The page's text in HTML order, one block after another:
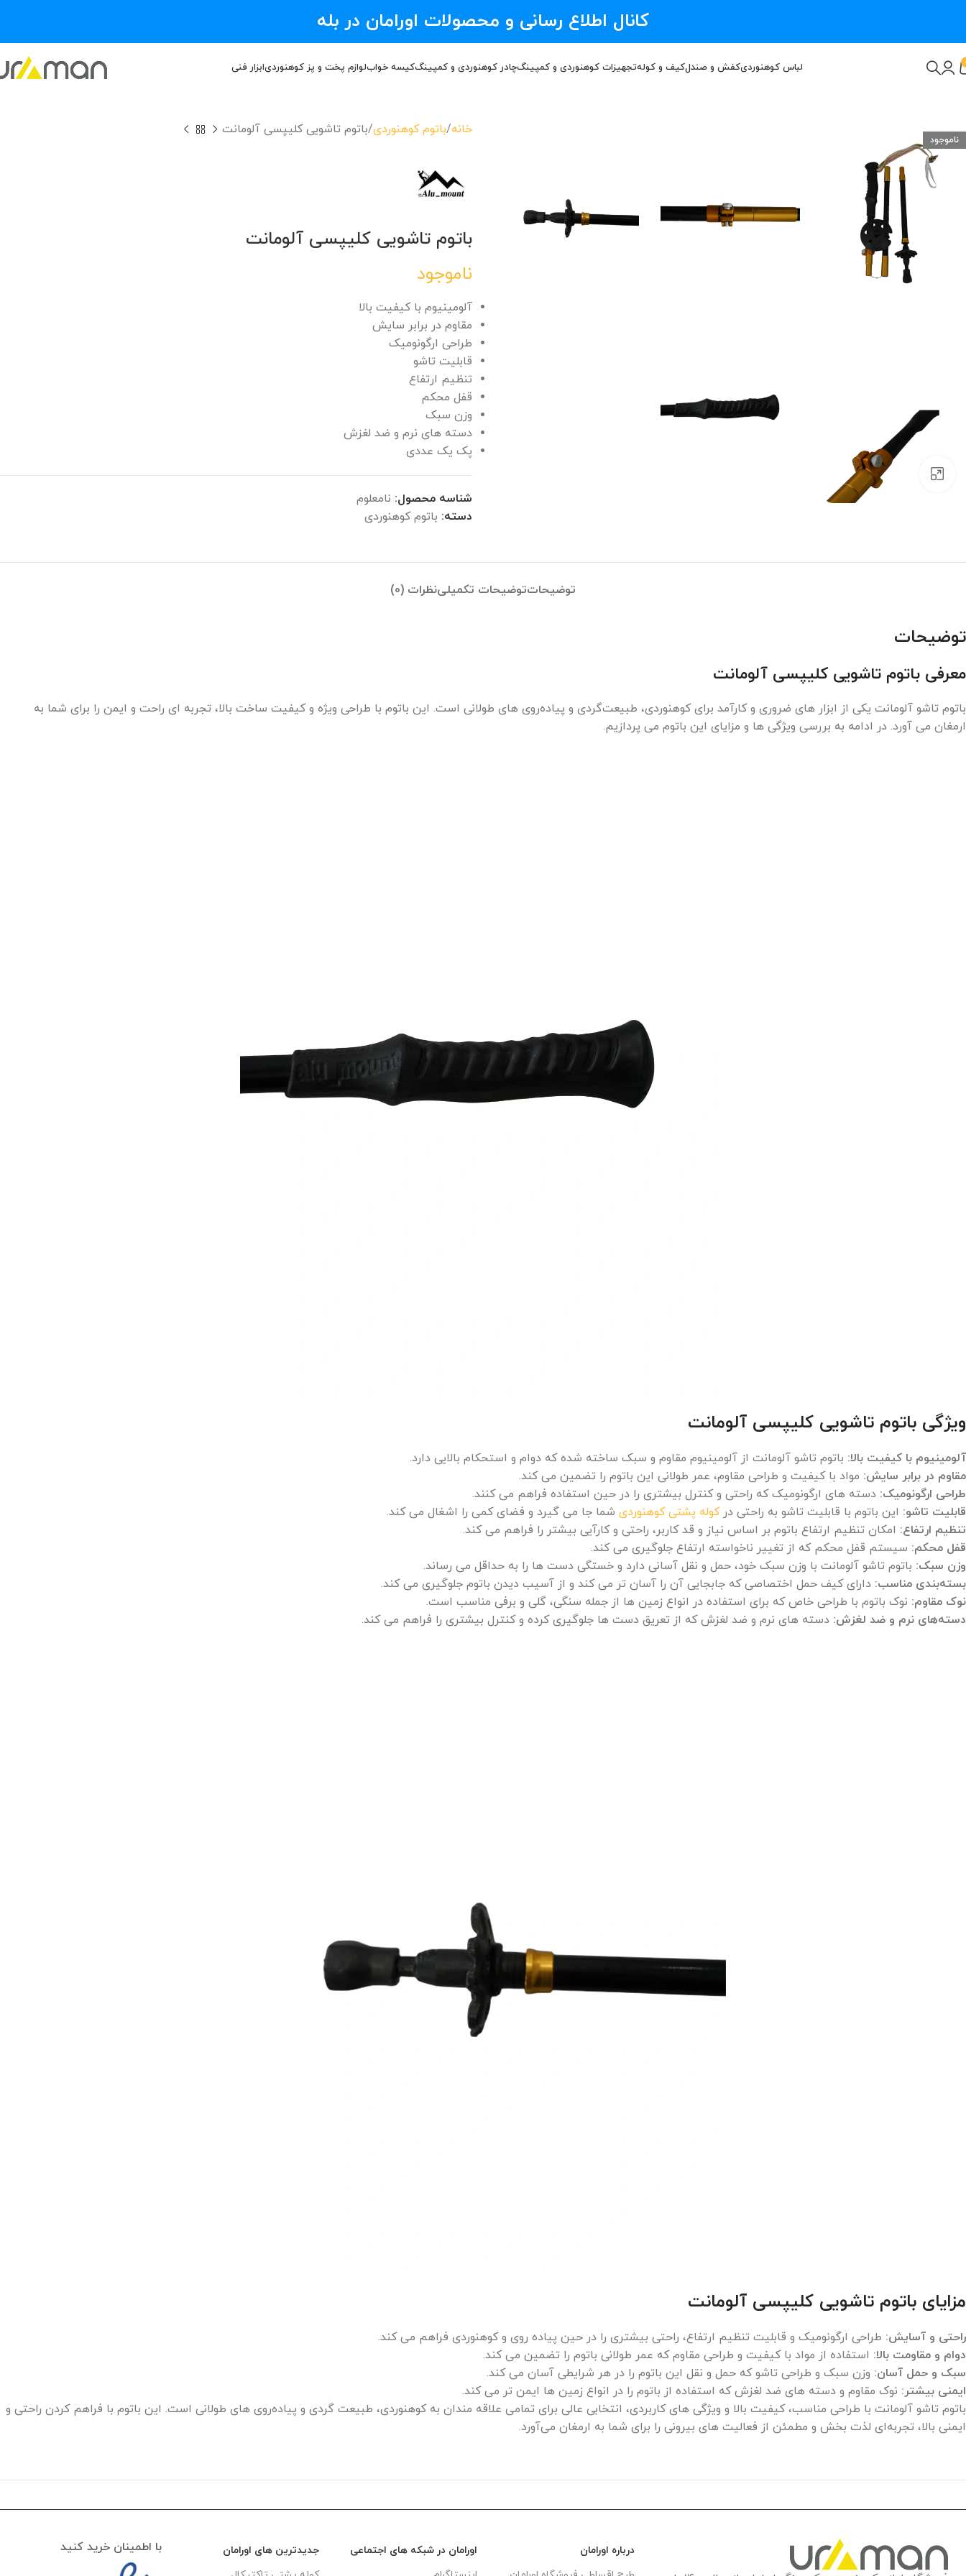
لباس کوهنوردیکفش و صندلکیف و کولهتجهیزات کوهنوردی و کمپینگچادر کوهنوردی و کمپینگکیسه خوابلوازم پخت و پز کوهنوردیابزار فنی
ناموجود
بزرگنمایی تصویر
خانه باتوم کوهنوردی باتوم تاشویی کلیپسی آلومانت
باتوم تاشویی کلیپسی آلومانت
ناموجود
آلومینیوم با کیفیت بالا
مقاوم در برابر سایش
طراحی ارگونومیک
قابلیت تاشو
تنظیم ارتفاع
قفل محکم
وزن سبک
دسته‌ های نرم و ضد لغزش
پک یک عددی
شناسه محصول: نامعلوم
دسته: باتوم کوهنوردی
توضیحاتتوضیحات تکمیلینظرات (0)
توضیحات
معرفی باتوم تاشویی کلیپسی آلومانت
باتوم تاشو آلومانت یکی از ابزار های ضروری و کارآمد برای کوهنوردی، طبیعت‌گردی و پیاده‌روی‌ های طولانی است. این باتوم با طراحی ویژه و کیفیت ساخت بالا، تجربه‌ ای راحت و ایمن را برای شما به
ارمغان می‌ آورد. در ادامه به بررسی ویژگی‌ ها و مزایای این باتوم می‌ پردازیم.
ویژگی‌ باتوم تاشویی کلیپسی آلومانت
آلومینیوم با کیفیت بالا: باتوم تاشو آلومانت از آلومینیوم مقاوم و سبک ساخته شده که دوام و استحکام بالایی دارد.
مقاوم در برابر سایش: مواد با کیفیت و طراحی مقاوم، عمر طولانی این باتوم را تضمین می‌ کند.
طراحی ارگونومیک: دسته‌ های ارگونومیک که راحتی و کنترل بیشتری را در حین استفاده فراهم می‌ کنند.
قابلیت تاشو: این باتوم با قابلیت تاشو به راحتی درکوله‌ پشتی کوهنوردی شما جا می‌ گیرد و فضای کمی را اشغال می‌ کند.
تنظیم ارتفاع: امکان تنظیم ارتفاع باتوم بر اساس نیاز و قد کاربر، راحتی و کارآیی بیشتر را فراهم می‌ کند.
قفل محکم: سیستم قفل محکم که از تغییر ناخواسته ارتفاع جلوگیری می‌ کند.
وزن سبک: باتوم تاشو آلومانت با وزن سبک خود، حمل و نقل آسانی دارد و خستگی دست‌ ها را به حداقل می‌ رساند.
بسته‌بندی مناسب: دارای کیف حمل اختصاصی که جابجایی آن را آسان‌ تر می‌ کند و از آسیب دیدن باتوم جلوگیری می‌ کند.
نوک مقاوم: نوک باتوم با طراحی خاص که برای استفاده در انواع زمین‌ ها از جمله سنگی، گلی و برفی مناسب است.
دسته‌های نرم و ضد لغزش: دسته‌ های نرم و ضد لغزش که از تعریق دست‌ ها جلوگیری کرده و کنترل بیشتری را فراهم می‌ کند.
مزایای باتوم تاشویی کلیپسی آلومانت
راحتی و آسایش: طراحی ارگونومیک و قابلیت تنظیم ارتفاع، راحتی بیشتری را در حین پیاده‌ روی و کوهنوردی فراهم می‌ کند.
دوام و مقاومت بالا: استفاده از مواد با کیفیت و طراحی مقاوم که عمر طولانی باتوم را تضمین می‌ کند.
سبک و حمل آسان: وزن سبک و طراحی تاشو که حمل و نقل این باتوم را در هر شرایطی آسان می‌ کند.
ایمنی بیشتر: نوک مقاوم و دسته‌ های ضد لغزش که استفاده از باتوم را در انواع زمین‌ ها ایمن‌ تر می‌ کند.
باتوم تاشو آلومانت با طراحی مناسب، کیفیت بالا و ویژگی‌ های کاربردی، انتخابی عالی برای تمامی علاقه‌ مندان به کوهنوردی، طبیعت‌ گردی و پیاده‌روی‌ های طولانی است. این باتوم با فراهم کردن راحتی و
ایمنی بالا، تجربه‌ای لذت‌ بخش و مطمئن از فعالیت‌ های بیرونی را برای شما به ارمغان می‌آورد.
درباره اورامان
اورامان در شبکه های اجتماعی
جدیدترین های اورامان
با اطمینان خرید کنید
کانال اطلاع رسانی و محصولات اورامان در بله